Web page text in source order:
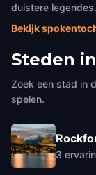
duistere legendes.
Bekijk
Steden
Zoek een stad in
spelen.
3